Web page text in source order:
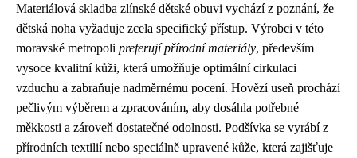
Materiálová skladba zlínské dětské obuvi vychází z poznání, že
dětská noha vyžaduje zcela specifický přístup. Výrobci v této
moravské metropoli preferují přírodní materiály, především
vysoce kvalitní kůži, která umožňuje optimální cirkulaci
vzduchu a zabraňuje nadměrnému pocení. Hovězí useň prochází
pečlivým výběrem a zpracováním, aby dosáhla potřebné
měkkosti a zároveň dostatečné odolnosti. Podšívka se vyrábí z
přírodních textilií nebo speciálně upravené kůže, která zajišťuje